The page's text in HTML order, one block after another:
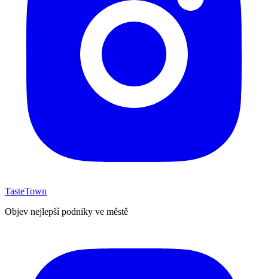
TasteTown
Objev nejlepší podniky ve městě